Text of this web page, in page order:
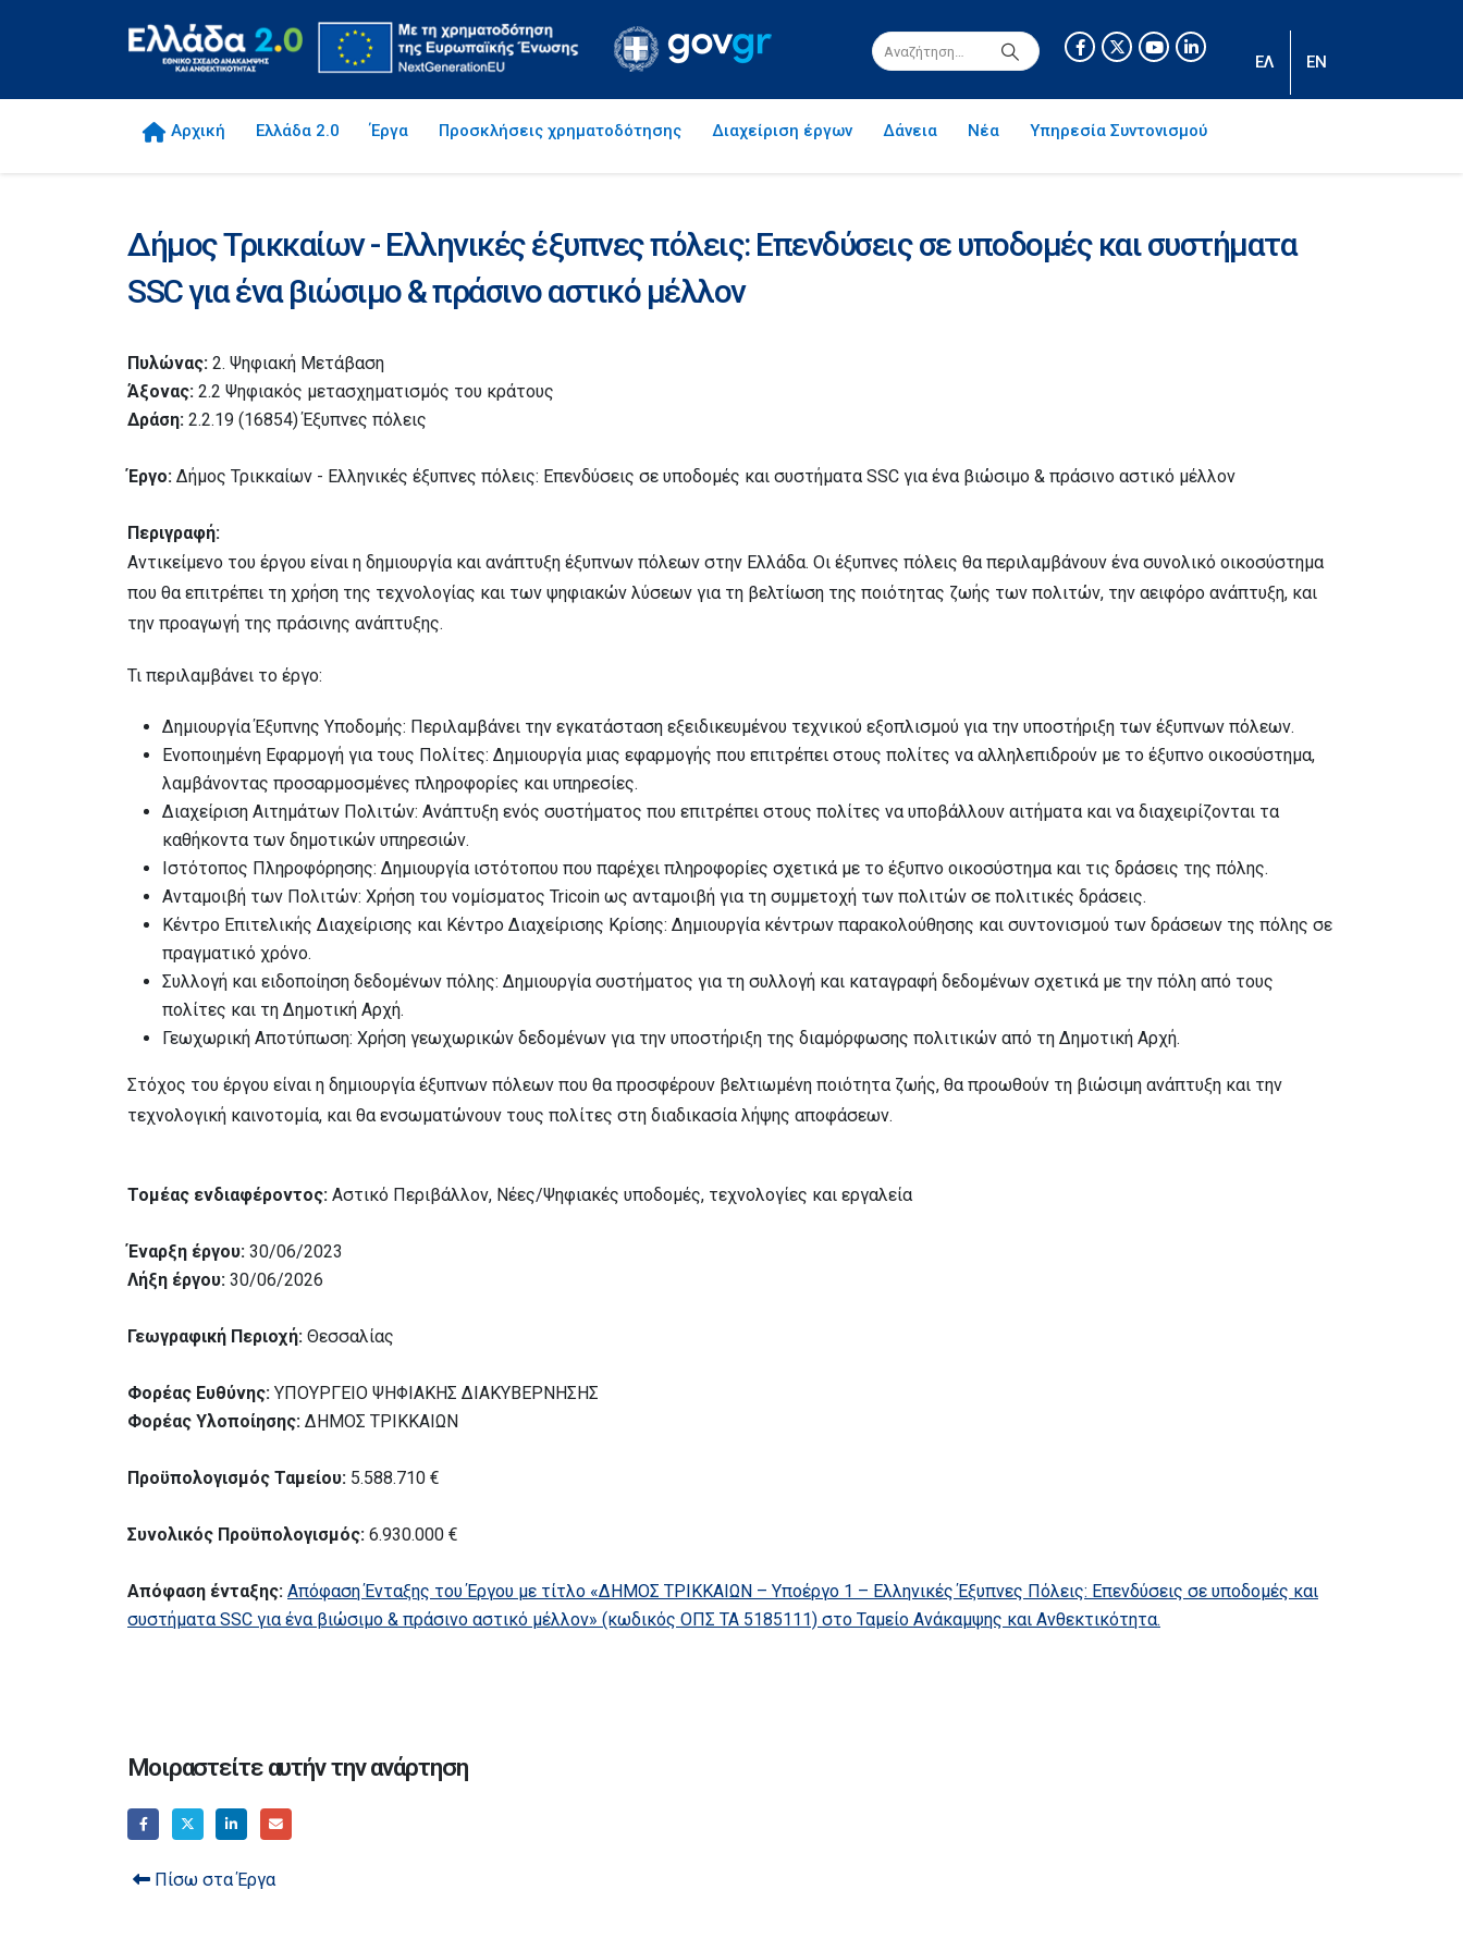
ΕΛ EN
Αρχική Ελλάδα 2.0 Έργα Προσκλήσεις χρηματοδότησης Διαχείριση έργων Δάνεια Νέα Υπηρεσία Συντονισμού
Δήμος Τρικκαίων - Ελληνικές έξυπνες πόλεις: Επενδύσεις σε υποδομές και συστήματα
SSC για ένα βιώσιμο & πράσινο αστικό μέλλον
Πυλώνας: 2. Ψηφιακή Μετάβαση
Άξονας: 2.2 Ψηφιακός μετασχηματισμός του κράτους
Δράση: 2.2.19 (16854) Έξυπνες πόλεις
Έργο: Δήμος Τρικκαίων - Ελληνικές έξυπνες πόλεις: Επενδύσεις σε υποδομές και συστήματα SSC για ένα βιώσιμο & πράσινο αστικό μέλλον
Περιγραφή:
Αντικείμενο του έργου είναι η δημιουργία και ανάπτυξη έξυπνων πόλεων στην Ελλάδα. Οι έξυπνες πόλεις θα περιλαμβάνουν ένα συνολικό οικοσύστημα
που θα επιτρέπει τη χρήση της τεχνολογίας και των ψηφιακών λύσεων για τη βελτίωση της ποιότητας ζωής των πολιτών, την αειφόρο ανάπτυξη, και
την προαγωγή της πράσινης ανάπτυξης.
Τι περιλαμβάνει το έργο:
Δημιουργία Έξυπνης Υποδομής: Περιλαμβάνει την εγκατάσταση εξειδικευμένου τεχνικού εξοπλισμού για την υποστήριξη των έξυπνων πόλεων.
Ενοποιημένη Εφαρμογή για τους Πολίτες: Δημιουργία μιας εφαρμογής που επιτρέπει στους πολίτες να αλληλεπιδρούν με το έξυπνο οικοσύστημα,
λαμβάνοντας προσαρμοσμένες πληροφορίες και υπηρεσίες.
Διαχείριση Αιτημάτων Πολιτών: Ανάπτυξη ενός συστήματος που επιτρέπει στους πολίτες να υποβάλλουν αιτήματα και να διαχειρίζονται τα
καθήκοντα των δημοτικών υπηρεσιών.
Ιστότοπος Πληροφόρησης: Δημιουργία ιστότοπου που παρέχει πληροφορίες σχετικά με το έξυπνο οικοσύστημα και τις δράσεις της πόλης.
Ανταμοιβή των Πολιτών: Χρήση του νομίσματος Tricoin ως ανταμοιβή για τη συμμετοχή των πολιτών σε πολιτικές δράσεις.
Κέντρο Επιτελικής Διαχείρισης και Κέντρο Διαχείρισης Κρίσης: Δημιουργία κέντρων παρακολούθησης και συντονισμού των δράσεων της πόλης σε
πραγματικό χρόνο.
Συλλογή και ειδοποίηση δεδομένων πόλης: Δημιουργία συστήματος για τη συλλογή και καταγραφή δεδομένων σχετικά με την πόλη από τους
πολίτες και τη Δημοτική Αρχή.
Γεωχωρική Αποτύπωση: Χρήση γεωχωρικών δεδομένων για την υποστήριξη της διαμόρφωσης πολιτικών από τη Δημοτική Αρχή.
Στόχος του έργου είναι η δημιουργία έξυπνων πόλεων που θα προσφέρουν βελτιωμένη ποιότητα ζωής, θα προωθούν τη βιώσιμη ανάπτυξη και την
τεχνολογική καινοτομία, και θα ενσωματώνουν τους πολίτες στη διαδικασία λήψης αποφάσεων.
Τομέας ενδιαφέροντος: Αστικό Περιβάλλον, Νέες/Ψηφιακές υποδομές, τεχνολογίες και εργαλεία
Έναρξη έργου: 30/06/2023
Λήξη έργου: 30/06/2026
Γεωγραφική Περιοχή: Θεσσαλίας
Φορέας Ευθύνης: ΥΠΟΥΡΓΕΙΟ ΨΗΦΙΑΚΗΣ ΔΙΑΚΥΒΕΡΝΗΣΗΣ
Φορέας Υλοποίησης: ΔΗΜΟΣ ΤΡΙΚΚΑΙΩΝ
Προϋπολογισμός Ταμείου: 5.588.710 €
Συνολικός Προϋπολογισμός: 6.930.000 €
Απόφαση ένταξης: Απόφαση Ένταξης του Έργου με τίτλο «ΔΗΜΟΣ ΤΡΙΚΚΑΙΩΝ – Υποέργο 1 – Ελληνικές Έξυπνες Πόλεις: Επενδύσεις σε υποδομές και
συστήματα SSC για ένα βιώσιμο & πράσινο αστικό μέλλον» (κωδικός ΟΠΣ ΤΑ 5185111) στο Ταμείο Ανάκαμψης και Ανθεκτικότητα.
Μοιραστείτε αυτήν την ανάρτηση
Πίσω στα Έργα